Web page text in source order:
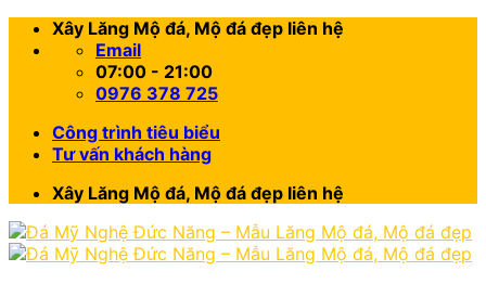
Skip Xây Lăng Mộ đá, Mộ đá đẹp liên hệ
Email
07:00 - 21:00
0976 378 725
Công trình tiêu biểu
Tư vấn khách hàng
Xây Lăng Mộ đá, Mộ đá đẹp liên hệ